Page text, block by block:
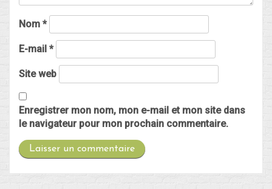
Nom *
E-mail *
Site web
Enregistrer mon nom, mon e-mail et mon site dans
le navigateur pour mon prochain commentaire.